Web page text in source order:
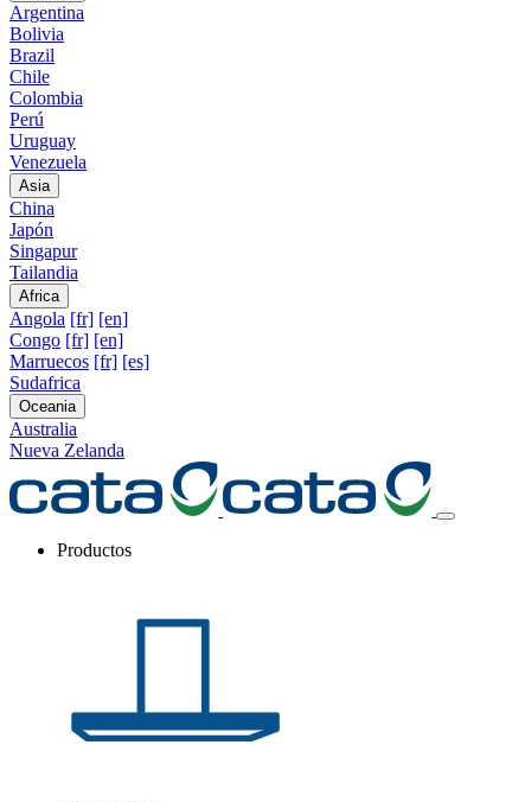
Argentina
Bolivia
Brazil
Chile
Colombia
Perú
Uruguay
Venezuela
Asia
China
Japón
Singapur
Tailandia
Africa
Angola [fr] [en]
Congo [fr] [en]
Marruecos [fr] [es]
Sudafrica
Oceania
Australia
Nueva Zelanda
Productos